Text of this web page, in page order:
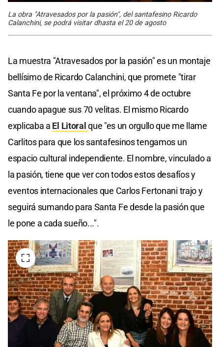
La obra "Atravesados por la pasión", del santafesino Ricardo
Calanchini, se podrá visitar dhasta el 20 de agosto
La muestra "Atravesados por la pasión" es un montaje
bellísimo de Ricardo Calanchini, que promete "tirar
Santa Fe por la ventana", el próximo 4 de octubre
cuando apague sus 70 velitas. El mismo Ricardo
explicaba a El Litoralque "es un orgullo que me llame
Carlitos para que los santafesinos tengamos un
espacio cultural independiente. El nombre, vinculado a
la pasión, tiene que ver con todos estos desafíos y
eventos internacionales que Carlos Fertonani trajo y
seguirá sumando para Santa Fe desde la pasión que
le pone a cada sueño...".